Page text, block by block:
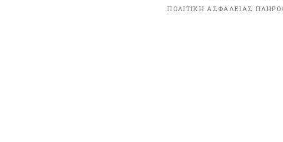
ΠΟΛΙΤΙΚΗ ΑΣΦΑΛΕΙΑΣ